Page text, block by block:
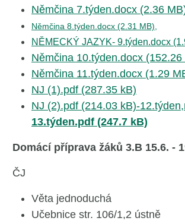
Němčina 7.týden.docx (2.36
Němčina 8.týden.docx (2.31 MB),
NĚMECKÝ JAZYK- 9.týden.docx
Němčina 10.týden.docx (152.26
Němčina 11.týden.docx (1.29
NJ (1).pdf (287.35 kB)
NJ (2).pdf (214.03 kB)-12.týden,
13.týden.pdf (247.7 kB)
Domácí příprava žáků 3.B 15.6. -
ČJ
Věta jednoduchá
Učebnice str. 106/1,2 ústně